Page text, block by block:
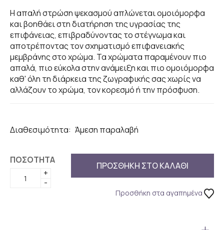
Η απαλή στρώση ψεκασμού απλώνεται ομοιόμορφα
και βοηθάει στη διατήρηση της υγρασίας της
επιφάνειας, επιβραδύνοντας το στέγνωμα και
αποτρέποντας τον σχηματισμό επιφανειακής
μεμβράνης στο χρώμα. Τα χρώματα παραμένουν πιο
απαλά, πιο εύκολα στην ανάμειξη και πιο ομοιόμορφα
καθ' όλη τη διάρκεια της ζωγραφικής σας χωρίς να
αλλάζουν το χρώμα, τον κορεσμό ή την πρόσφυση.
Διαθεσιμότητα: Άμεση παραλαβή
ΠΟΣΟΤΗΤΑ
+
-
ΠΡΟΣΘΗΚΗ ΣΤΟ ΚΑΛΑΘΙ
Προσθήκη στα αγαπημένα